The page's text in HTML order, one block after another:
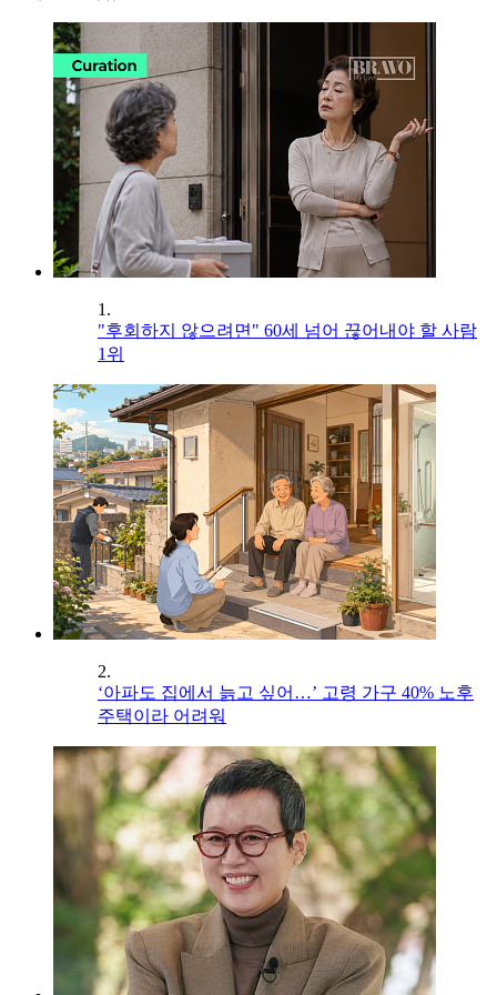
1.
"후회하지 않으려면" 60세 넘어 끊어내야 할 사람
1위
2.
‘아파도 집에서 늙고 싶어…’ 고령 가구 40% 노후
주택이라 어려워